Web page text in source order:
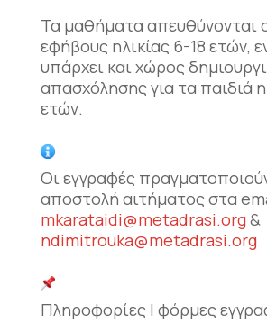
Τα μαθήματα απευθύνονται
εφήβους ηλικίας 6-18 ετών,
υπάρχει και χώρος
απασχόλησης για τα παιδιά
ετών.
Οι εγγραφές
αποστολή αιτήματος στα
mkarataidi@metadrasi.org&
ndimitrouka@metadrasi.org
Πληροφορίες | φόρμες